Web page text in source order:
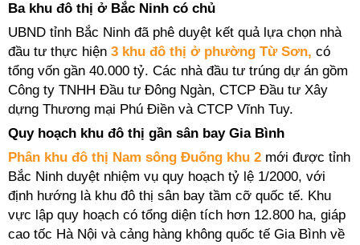
Ba khu đô thị ở Bắc Ninh có chủ
UBND tỉnh Bắc Ninh đã phê duyệt kết quả lựa chọn nhà
đầu tư thực hiện 3 khu đô thị ở phường Từ Sơn, có
tổng vốn gần 40.000 tỷ. Các nhà đầu tư trúng dự án gồm
Công ty TNHH Đầu tư Đông Ngàn, CTCP Đầu tư Xây
dựng Thương mại Phú Điền và CTCP Vĩnh Tuy.
Quy hoạch khu đô thị gần sân bay Gia Bình
Phân khu đô thị Nam sông Đuống khu 2 mới được tỉnh
Bắc Ninh duyệt nhiệm vụ quy hoạch tỷ lệ 1/2000, với
định hướng là khu đô thị sân bay tầm cỡ quốc tế. Khu
vực lập quy hoạch có tổng diện tích hơn 12.800 ha, giáp
cao tốc Hà Nội và cảng hàng không quốc tế Gia Bình về